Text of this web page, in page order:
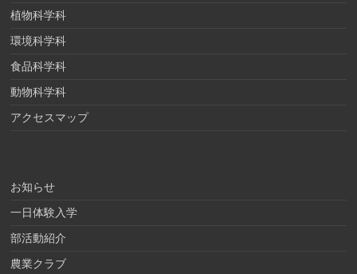
植物科学科
環境科学科
食品科学科
動物科学科
アクセスマップ
お知らせ
一日体験入学
部活動紹介
農業クラブ